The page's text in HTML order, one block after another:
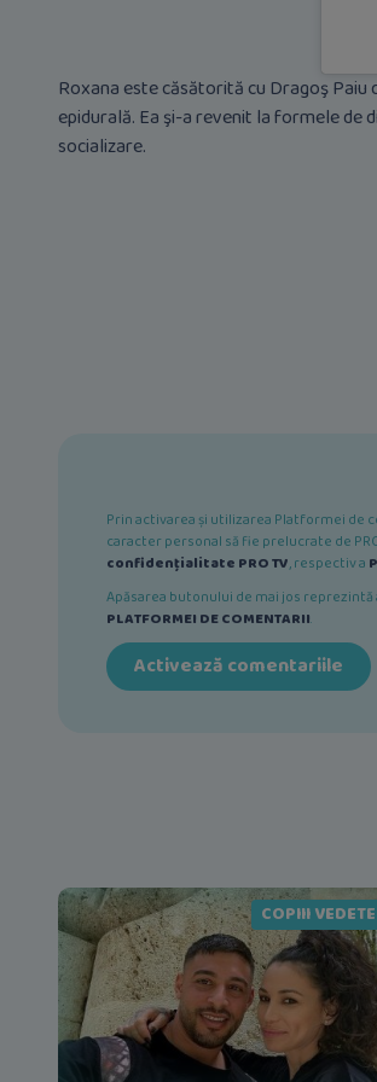
Roxana este căsătorită cu Dragoş Paiu
epidurală. Ea şi-a revenit la formele de
socializare.
Prin activarea și utilizarea Platformei de
caracter personal să fie prelucrate de PRO
confidențialitate PRO TV, respectiv a
Apăsarea butonului de mai jos
PLATFORMEI DE COMENTARII.
Activează comentariile
COPIII